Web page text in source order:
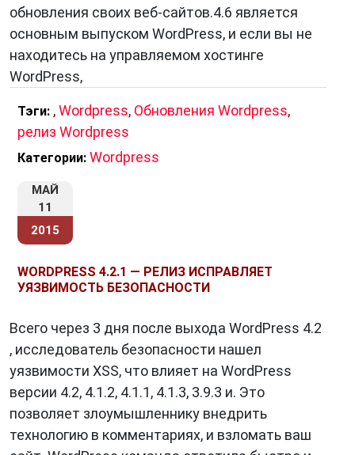
обновления своих веб-сайтов.4.6 является
основным выпуском WordPress, и если вы не
находитесь на управляемом хостинге
WordPress,
Тэги: ,Wordpress, Обновления Wordpress,
релиз Wordpress
Категории: Wordpress
МАЙ
11
2015
WORDPRESS 4.2.1 — РЕЛИЗ ИСПРАВЛЯЕТ
УЯЗВИМОСТЬ БЕЗОПАСНОСТИ
Всего через 3 дня после выхода WordPress 4.2
, исследователь безопасности нашел
уязвимости XSS, что влияет на WordPress
версии 4.2, 4.1.2, 4.1.1, 4.1.3, 3.9.3 и. Это
позволяет злоумышленнику внедрить
технологию в комментариях, и взломать ваш